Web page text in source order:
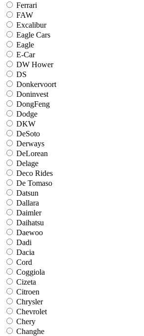
Ferrari
FAW
Excalibur
Eagle Cars
Eagle
E-Car
DW Hower
DS
Donkervoort
Doninvest
DongFeng
Dodge
DKW
DeSoto
Derways
DeLorean
Delage
Deco Rides
De Tomaso
Datsun
Dallara
Daimler
Daihatsu
Daewoo
Dadi
Dacia
Cord
Coggiola
Cizeta
Citroen
Chrysler
Chevrolet
Chery
Changhe